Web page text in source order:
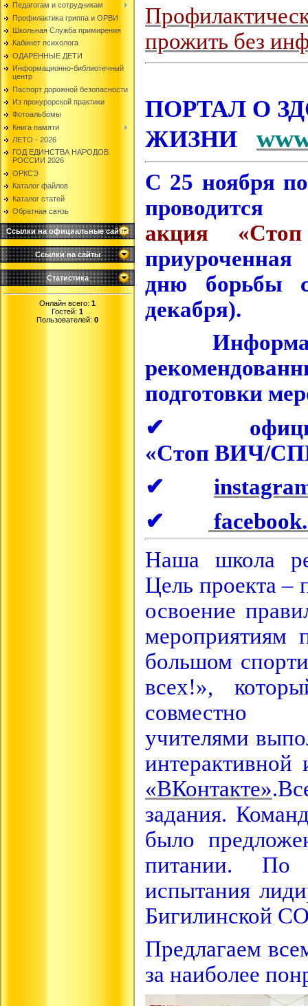
Педагогам и сотрудникам
Профилактика гриппа и ОРВИ
Школьная Служба примирения
Кабинет психолога
ОДАРЕННЫЕ ДЕТИ
Информационно-библиотечный
центр
Паспорт дорожной безопасности
Из прокурорской практики
Фотоальбомы
Книга памяти
ЛЕТО - 2026
ГОД ЕДИНСТВА НАРОДОВ
РОССИИ 2026
ОРКСЭ
Каталог файлов
Каталог статей
Обратная связь
Ссылки на официальные сайты
Ссылки на сайты
Статистика
Онлайн всего: 1
Гостей: 1
Пользователей: 0
прожить без
ПОРТАЛ О
ЖИЗНИ
С 25 ноября
акция
дню борьбы
декабря).
подготовки
✔
«Стоп ВИЧ/
✔
✔
Наша школа
Цель проекта –
освоение
мероприятиям
большом
всех!»,
учителями
«ВКонтакте».
задания.
было
питании. По
испытания
Бигилинской
Предлагаем
за наиболее